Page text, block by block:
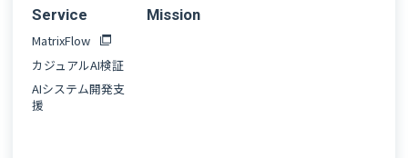
Service
MatrixFlow
カジュアルAI検証
AIシステム開発支
援
Mission